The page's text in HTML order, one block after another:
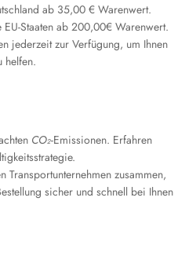
ab 35,00 € Warenwert.
Staaten ab 200,00€ Warenwert.
jederzeit zur Verfügung, um Ihnen
helfen.
CO₂-Emissionen. Erfahren
zusammen,
sicher und schnell bei Ihnen